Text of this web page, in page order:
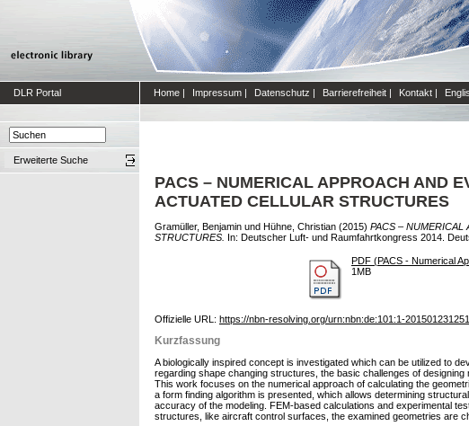
DLR Portal Home | Impressum | Datenschutz | Barrierefreiheit | Kontakt |
Erweiterte Suche
PACS – NUMERICAL APPROACH AND
ACTUATED CELLULAR STRUCTURES
Gramüller, Benjamin und Hühne, Christian (2015) PACS – NUMERICAL
STRUCTURES. In: Deutscher Luft- und Raumfahrtkongress 2014.
PDF (PACS - Numerical
1MB
Offizielle URL: https://nbn-resolving.org/urn:nbn:de:101:1-
Kurzfassung
A biologically inspired concept is investigated which can be utilized to
regarding shape changing structures, the basic challenges of
This work focuses on the numerical approach of calculating the
a form finding algorithm is presented, which allows determining
accuracy of the modeling. FEM-based calculations and experimental
structures, like aircraft control surfaces, the examined geometries are